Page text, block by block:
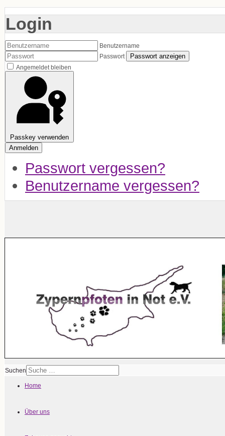
Login
Benutzername
Passwort
Passwort anzeigen
Angemeldet bleiben
Passkey verwenden
Anmelden
Passwort vergessen?
Benutzername vergessen?
Suchen
Home
Über uns